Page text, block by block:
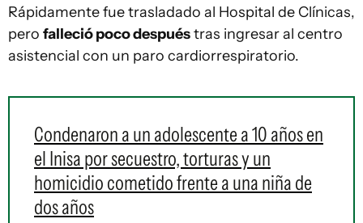
Rápidamente fue trasladado al Hospital de Clínicas,
pero falleció poco despuéstras ingresar al centro
asistencial con un paro cardiorrespiratorio.
Condenaron a un adolescente a 10 años en
el Inisa por secuestro, torturas y un
homicidio cometido frente a una niña de
dos años